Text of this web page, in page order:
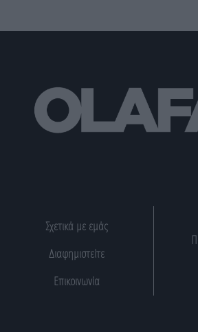
Σχετικά με εμάς
Διαφημιστείτε
Επικοινωνία